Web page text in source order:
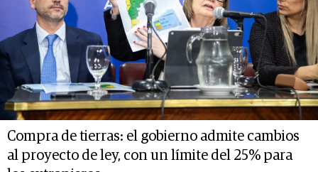
Compra de tierras: el gobierno admite cambios
al proyecto de ley, con un límite del 25% para